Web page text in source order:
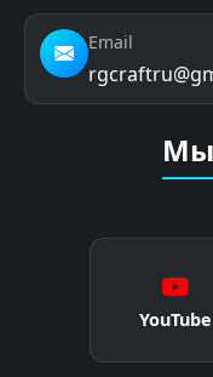
Email
Мы
YouTube